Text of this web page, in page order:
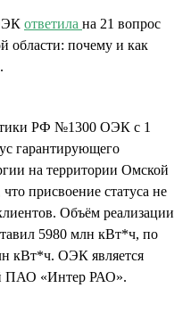
ответила на 21 вопрос
области: почему и как
РФ №1300 ОЭК с 1
гарантирующего
на территории Омской
присвоение статуса не
Объём реализации
5980 млн кВт*ч, по
кВт*ч. ОЭК является
ПАО «Интер РАО».